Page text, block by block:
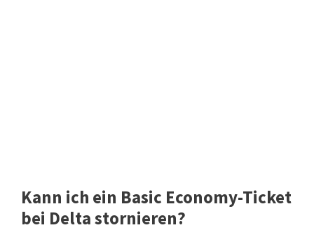
Kann ich ein Basic Economy-Ticket
bei Delta stornieren?